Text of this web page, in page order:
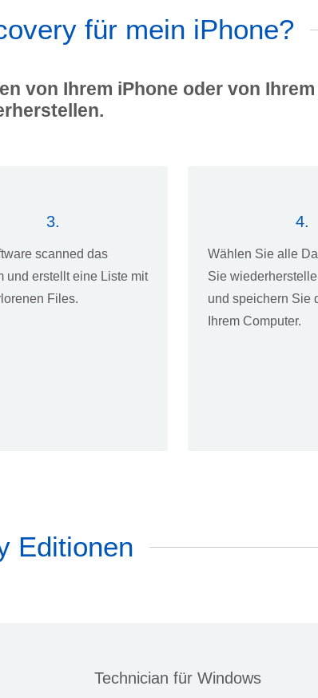
für mein iPhone?
von Ihrem iPhone oder von
3.
scanned das
und erstellt eine Liste mit
Files.
4.
Wählen Sie alle
Sie
und speichern Sie
Ihrem Computer.
Editionen
Technician für Windows